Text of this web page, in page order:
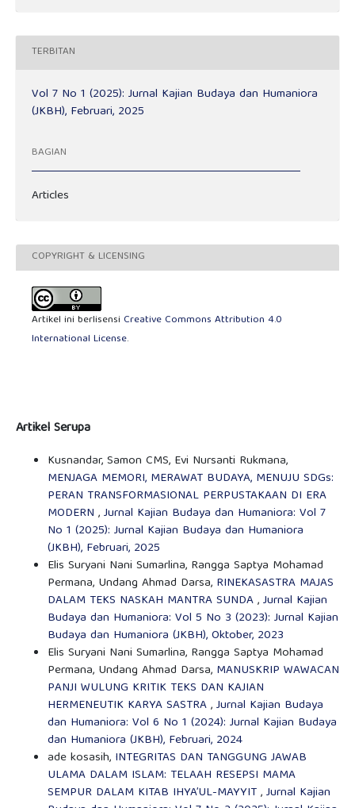
TERBITAN
Vol 7 No 1 (2025): Jurnal Kajian Budaya dan Humaniora
(JKBH), Februari, 2025
BAGIAN
Articles
COPYRIGHT & LICENSING
Artikel ini berlisensi Creative Commons Attribution 4.0
International License.
Artikel Serupa
Kusnandar, Samon CMS, Evi Nursanti Rukmana,
MENJAGA MEMORI, MERAWAT BUDAYA, MENUJU SDGs:
PERAN TRANSFORMASIONAL PERPUSTAKAAN DI ERA
MODERN ,Jurnal Kajian Budaya dan Humaniora: Vol 7
No 1 (2025): Jurnal Kajian Budaya dan Humaniora
(JKBH), Februari, 2025
Elis Suryani Nani Sumarlina, Rangga Saptya Mohamad
Permana, Undang Ahmad Darsa, RINEKASASTRA MAJAS
DALAM TEKS NASKAH MANTRA SUNDA,Jurnal Kajian
Budaya dan Humaniora: Vol 5 No 3 (2023): Jurnal Kajian
Budaya dan Humaniora (JKBH), Oktober, 2023
Elis Suryani Nani Sumarlina, Rangga Saptya Mohamad
Permana, Undang Ahmad Darsa, MANUSKRIP WAWACAN
PANJI WULUNG KRITIK TEKS DAN KAJIAN
HERMENEUTIK KARYA SASTRA,Jurnal Kajian Budaya
dan Humaniora: Vol 6 No 1 (2024): Jurnal Kajian Budaya
dan Humaniora (JKBH), Februari, 2024
ade kosasih, INTEGRITAS DAN TANGGUNG JAWAB
ULAMA DALAM ISLAM: TELAAH RESEPSI MAMA
SEMPUR DALAM KITAB IHYA’UL-MAYYIT,Jurnal Kajian